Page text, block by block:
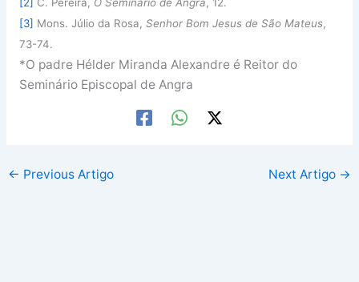
[3] Mons. Júlio da Rosa, Senhor Bom Jesus de São Mateus,
73-74.
*O padre Hélder Miranda Alexandre é Reitor do
Seminário Episcopal de Angra
← Previous Artigo Next Artigo →